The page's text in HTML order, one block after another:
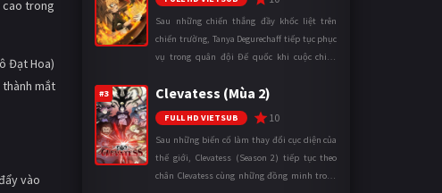
cao trong
Đạt Hoa)
mắt
vào
Sau những chiến thắng đầy khốc liệt trên
chiến trường, Tanya Degurechaff tiếp tục phục
vụ trong quân đội Đế quốc khi cuộc chiến
mặt trận. Dù sở hữu tài năn ...
#3 Clevatess (Mùa 2)
FULL HD VIETSUB 10
Sau những biến cố làm thay đổi cục diện của
thế giới, Clevatess (Season 2) tiếp tục theo
chân Clevatess cùng những đồng minh trong